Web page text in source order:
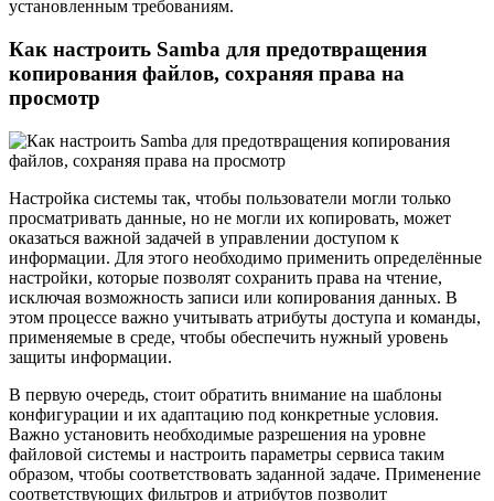
установленным требованиям.
Как настроить Samba для предотвращения
копирования файлов, сохраняя права на
просмотр
Настройка системы так, чтобы пользователи могли только
просматривать данные, но не могли их копировать, может
оказаться важной задачей в управлении доступом к
информации. Для этого необходимо применить определённые
настройки, которые позволят сохранить права на чтение,
исключая возможность записи или копирования данных. В
этом процессе важно учитывать атрибуты доступа и команды,
применяемые в среде, чтобы обеспечить нужный уровень
защиты информации.
В первую очередь, стоит обратить внимание на шаблоны
конфигурации и их адаптацию под конкретные условия.
Важно установить необходимые разрешения на уровне
файловой системы и настроить параметры сервиса таким
образом, чтобы соответствовать заданной задаче. Применение
соответствующих фильтров и атрибутов позволит